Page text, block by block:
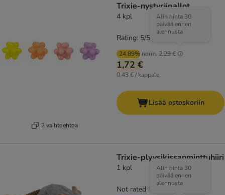
2 vaihtoehtoa
Trixie-nystyräpallot
4 kpl
-24.89% norm. 2,29 €
Alin hinta 30
päivää ennen
alennusta
1,72 €
0,43 € / kappale
Rating: 5/5
Lisää ostoskoriin
Trixie-plyysikissanminttuhiiri
1 kpl
Alin hinta 30
päivää ennen
alennusta
Not rated